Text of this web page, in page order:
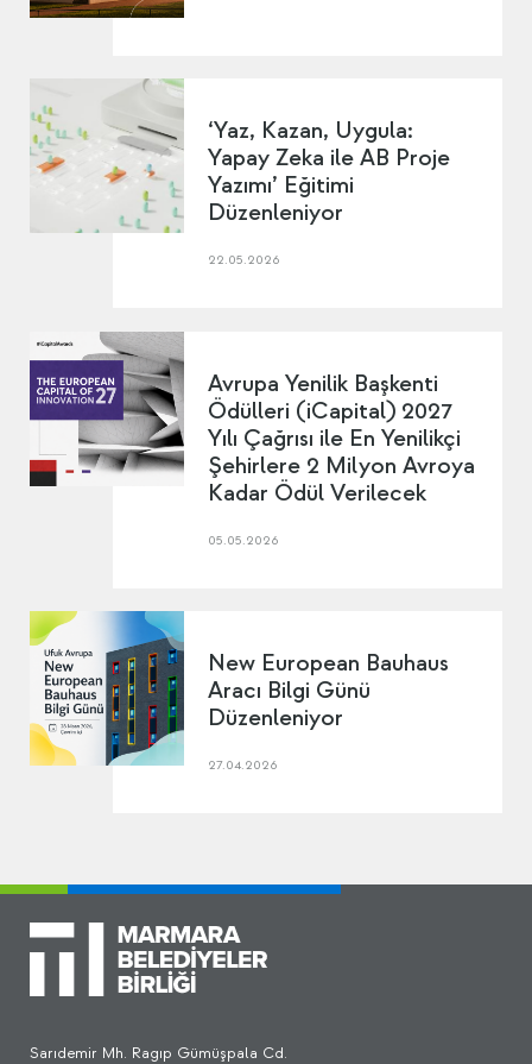
‘Yaz, Kazan, Uygula:
Yapay Zeka ile AB Proje
Yazımı’ Eğitimi
Düzenleniyor
22.05.2026
Avrupa Yenilik Başkenti
Ödülleri (iCapital) 2027
Yılı Çağrısı ile En Yenilikçi
Şehirlere 2 Milyon Avroya
Kadar Ödül Verilecek
05.05.2026
New European Bauhaus
Aracı Bilgi Günü
Düzenleniyor
27.04.2026
Sarıdemir Mh. Ragıp Gümüşpala Cd.